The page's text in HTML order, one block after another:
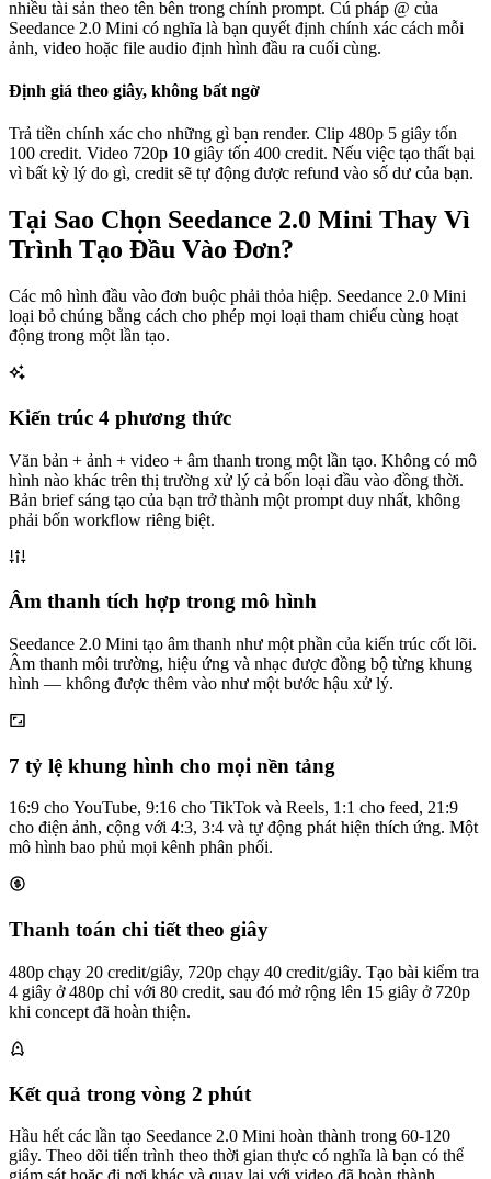
nhiều tài sản theo tên bên trong chính prompt. Cú pháp @ của
Seedance 2.0 Mini có nghĩa là bạn quyết định chính xác cách mỗi
ảnh, video hoặc file audio định hình đầu ra cuối cùng.
Định giá theo giây, không bất ngờ
Trả tiền chính xác cho những gì bạn render. Clip 480p 5 giây tốn
100 credit. Video 720p 10 giây tốn 400 credit. Nếu việc tạo thất bại
vì bất kỳ lý do gì, credit sẽ tự động được refund vào số dư của bạn.
Tại Sao Chọn Seedance 2.0 Mini Thay Vì
Trình Tạo Đầu Vào Đơn?
Các mô hình đầu vào đơn buộc phải thỏa hiệp. Seedance 2.0 Mini
loại bỏ chúng bằng cách cho phép mọi loại tham chiếu cùng hoạt
động trong một lần tạo.
Kiến trúc 4 phương thức
Văn bản + ảnh + video + âm thanh trong một lần tạo. Không có mô
hình nào khác trên thị trường xử lý cả bốn loại đầu vào đồng thời.
Bản brief sáng tạo của bạn trở thành một prompt duy nhất, không
phải bốn workflow riêng biệt.
Âm thanh tích hợp trong mô hình
Seedance 2.0 Mini tạo âm thanh như một phần của kiến trúc cốt lõi.
Âm thanh môi trường, hiệu ứng và nhạc được đồng bộ từng khung
hình — không được thêm vào như một bước hậu xử lý.
7 tỷ lệ khung hình cho mọi nền tảng
16:9 cho YouTube, 9:16 cho TikTok và Reels, 1:1 cho feed, 21:9
cho điện ảnh, cộng với 4:3, 3:4 và tự động phát hiện thích ứng. Một
mô hình bao phủ mọi kênh phân phối.
Thanh toán chi tiết theo giây
480p chạy 20 credit/giây, 720p chạy 40 credit/giây. Tạo bài kiểm tra
4 giây ở 480p chỉ với 80 credit, sau đó mở rộng lên 15 giây ở 720p
khi concept đã hoàn thiện.
Kết quả trong vòng 2 phút
Hầu hết các lần tạo Seedance 2.0 Mini hoàn thành trong 60-120
giây. Theo dõi tiến trình theo thời gian thực có nghĩa là bạn có thể